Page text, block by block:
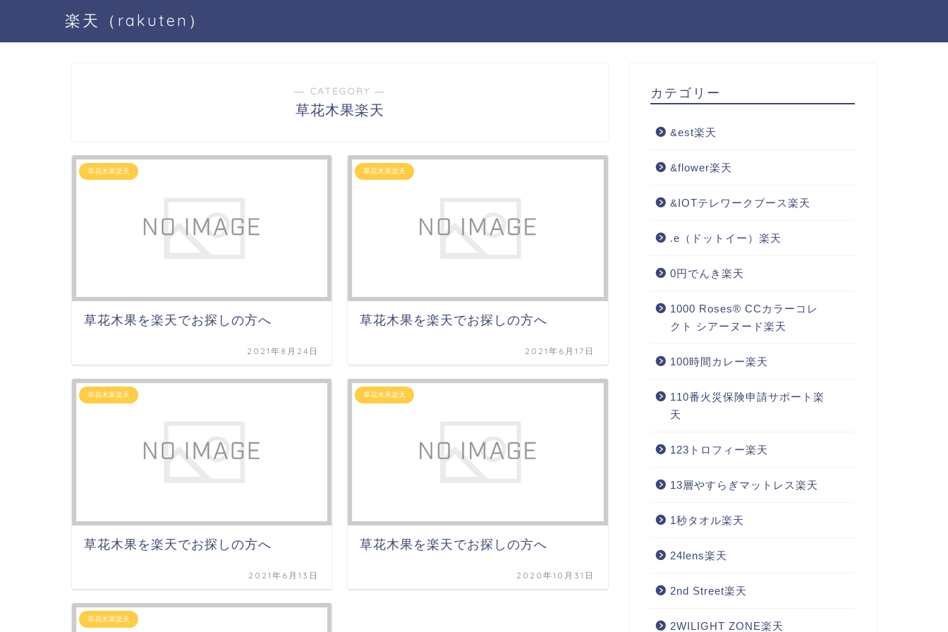
楽天（rakuten）
― CATEGORY ―
草花木果楽天
草花木果楽天
草花木果を楽天でお探しの方へ
2021年8月24日
草花木果楽天
草花木果を楽天でお探しの方へ
2021年6月17日
草花木果楽天
草花木果を楽天でお探しの方へ
2021年6月13日
草花木果楽天
草花木果を楽天でお探しの方へ
2020年10月31日
草花木果楽天
カテゴリー
&est楽天
&flower楽天
&IOTテレワークブース楽天
.e（ドットイー）楽天
0円でんき楽天
1000 Roses® CCカラーコレ
クト シアーヌード楽天
100時間カレー楽天
110番火災保険申請サポート楽
天
123トロフィー楽天
13層やすらぎマットレス楽天
1秒タオル楽天
24lens楽天
2nd Street楽天
2WILIGHT ZONE楽天